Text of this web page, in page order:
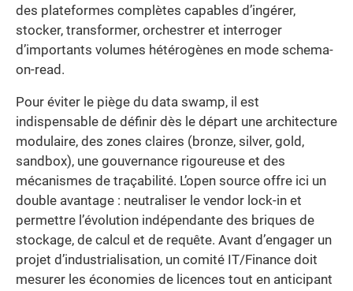
des plateformes complètes capables d’ingérer,
stocker, transformer, orchestrer et interroger
d’importants volumes hétérogènes en mode schema-
on-read.
Pour éviter le piège du data swamp, il est
indispensable de définir dès le départ une architecture
modulaire, des zones claires (bronze, silver, gold,
sandbox), une gouvernance rigoureuse et des
mécanismes de traçabilité. L’open source offre ici un
double avantage : neutraliser le vendor lock-in et
permettre l’évolution indépendante des briques de
stockage, de calcul et de requête. Avant d’engager un
projet d’industrialisation, un comité IT/Finance doit
mesurer les économies de licences tout en anticipant